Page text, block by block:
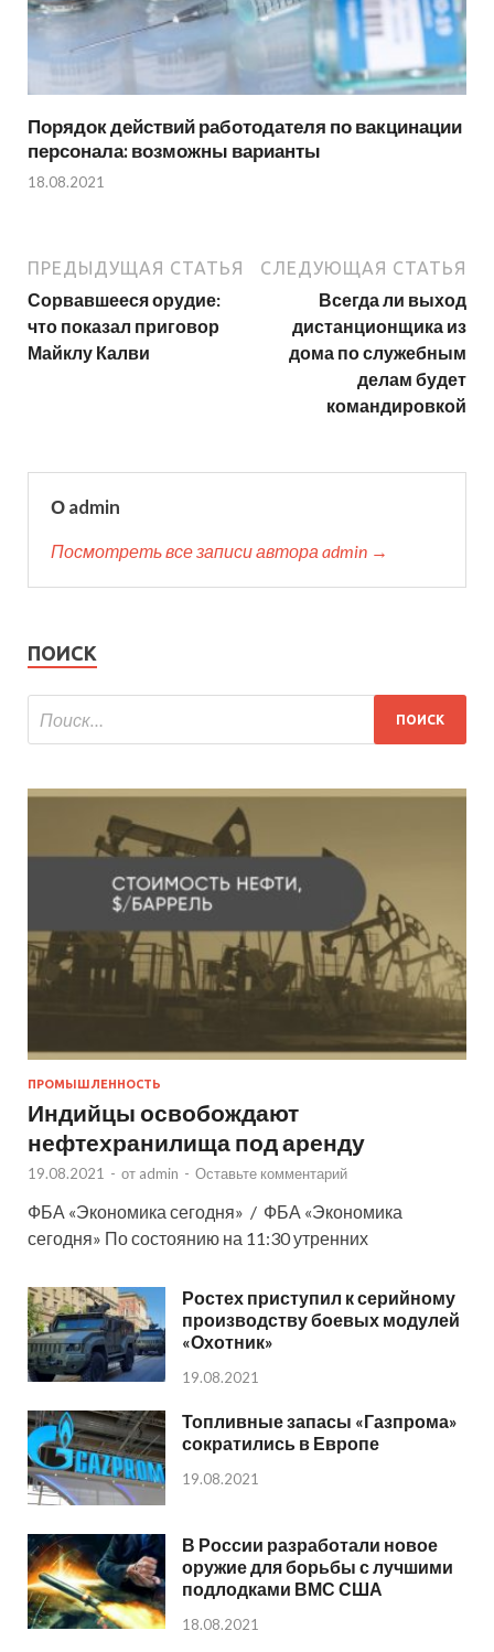
Порядок действий работодателя по вакцинации
персонала: возможны варианты
18.08.2021
ПРЕДЫДУЩАЯ СТАТЬЯ
Сорвавшееся орудие:
что показал приговор
Майклу Калви
СЛЕДУЮЩАЯ СТАТЬЯ
Всегда ли выход
дистанционщика из
дома по служебным
делам будет
командировкой
О admin
Посмотреть все записи автора admin →
ПОИСК
ПРОМЫШЛЕННОСТЬ
Индийцы освобождают
нефтехранилища под аренду
19.08.2021 - от admin - Оставьте комментарий
ФБА «Экономика сегодня» / ФБА «Экономика
сегодня» По состоянию на 11:30 утренних
Ростех приступил к серийному
производству боевых модулей
«Охотник»
19.08.2021
Топливные запасы «Газпрома»
сократились в Европе
19.08.2021
В России разработали новое
оружие для борьбы с лучшими
подлодками ВМС США
18.08.2021